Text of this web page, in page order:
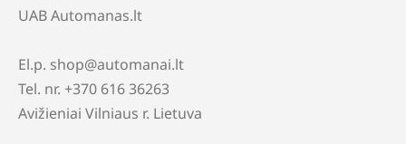
UAB Automanas.lt
El.p. shop@automanai.lt
Tel. nr. +370 616 36263
Avižieniai Vilniaus r. Lietuva